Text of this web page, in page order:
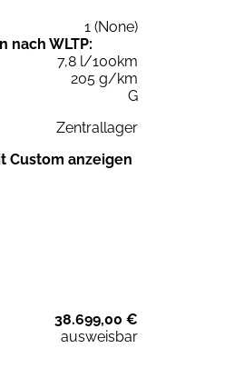
1 (None)
nach WLTP:
7,8 l/100km
205 g/km
G
Zentrallager
Custom anzeigen
38.699,00 €
ausweisbar